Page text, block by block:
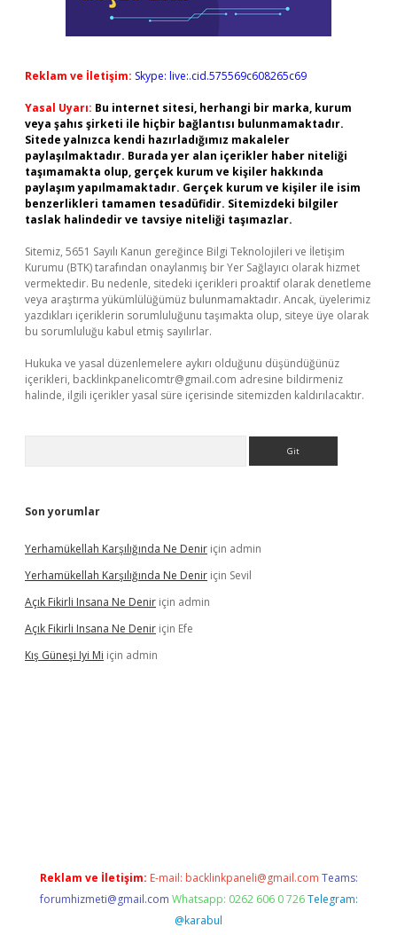
Reklam ve İletişim: Skype: live:.cid.575569c608265c69
Yasal Uyarı: Bu internet sitesi, herhangi bir marka, kurum
veya şahıs şirketi ile hiçbir bağlantısı bulunmamaktadır.
Sitede yalnızca kendi hazırladığımız makaleler
paylaşılmaktadır. Burada yer alan içerikler haber niteliği
taşımamakta olup, gerçek kurum ve kişiler hakkında
paylaşım yapılmamaktadır. Gerçek kurum ve kişiler ile isim
benzerlikleri tamamen tesadüfidir. Sitemizdeki bilgiler
taslak halindedir ve tavsiye niteliği taşımazlar.
Sitemiz, 5651 Sayılı Kanun gereğince Bilgi Teknolojileri ve İletişim
Kurumu (BTK) tarafından onaylanmış bir Yer Sağlayıcı olarak hizmet
vermektedir. Bu nedenle, sitedeki içerikleri proaktif olarak denetleme
veya araştırma yükümlülüğümüz bulunmamaktadır. Ancak, üyelerimiz
yazdıkları içeriklerin sorumluluğunu taşımakta olup, siteye üye olarak
bu sorumluluğu kabul etmiş sayılırlar.
Hukuka ve yasal düzenlemelere aykırı olduğunu düşündüğünüz
içerikleri, backlinkpanelicomtr@gmail.com adresine bildirmeniz
halinde, ilgili içerikler yasal süre içerisinde sitemizden kaldırılacaktır.
Son yorumlar
Yerhamükellah Karşılığında Ne Denir için admin
Yerhamükellah Karşılığında Ne Denir için Sevil
Açık Fikirli Insana Ne Denir için admin
Açık Fikirli Insana Ne Denir için Efe
Kış Güneşi Iyi Mi için admin
Reklam ve İletişim: E-mail: backlinkpaneli@gmail.com Teams:
forumhizmeti@gmail.com Whatsapp: 0262 606 0 726 Telegram:
@karabul